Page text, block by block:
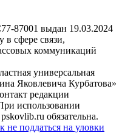
87001 выдан 19.03.2024
в сфере связи,
коммуникаций
универсальная
Яковлевича Курбатова»
редакции
использовании
обязательна.
не поддаться на уловки